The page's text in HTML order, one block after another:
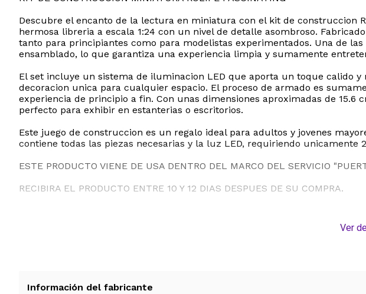
Descubre el encanto de la lectura en miniatura con el kit de construccion
hermosa libreria a escala 1:24 con un nivel de detalle asombroso.
tanto para principiantes como para modelistas experimentados. Una de
ensamblado, lo que garantiza una experiencia limpia y sumamente
El set incluye un sistema de iluminacion LED que aporta un toque calido
decoracion unica para cualquier espacio. El proceso de armado es
experiencia de principio a fin. Con unas dimensiones aproximadas de 15.6
perfecto para exhibir en estanterias o escritorios.
Este juego de construccion es un regalo ideal para adultos y jovenes
contiene todas las piezas necesarias y la luz LED, requiriendo
ESTE PRODUCTO VIENE DE USA DENTRO DEL MARCO DEL SERVICIO
RECIBIRA EL PRODUCTO ENTRE 10 Y 12 DIAS DESPUES DE SU COMPRA.
Ver
Información del fabricante